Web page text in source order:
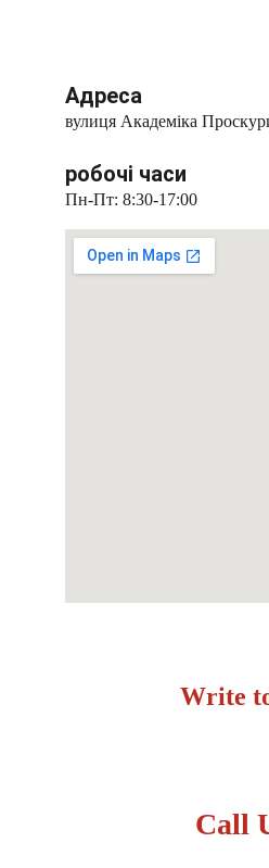
Адреса
вулиця Академіка
робочі часи
Пн-Пт: 8:30-17:00
Write
Call